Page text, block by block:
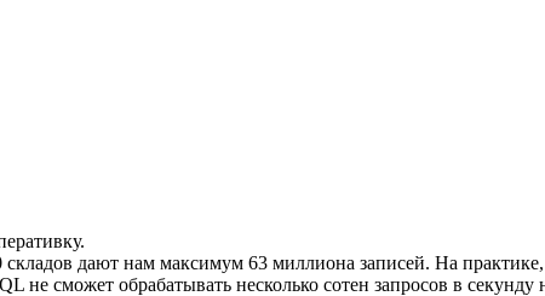
дают нам максимум 63 миллиона записей. На
не сможет обрабатывать несколько сотен запросов в секунду